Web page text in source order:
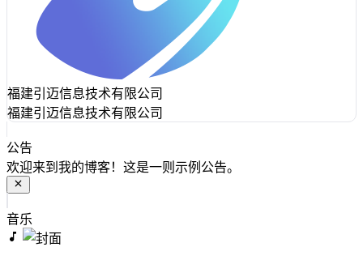
福建引迈信息技术有限公司
福建引迈信息技术有限公司
公告
欢迎来到我的博客！这是一则示例公告。
音乐